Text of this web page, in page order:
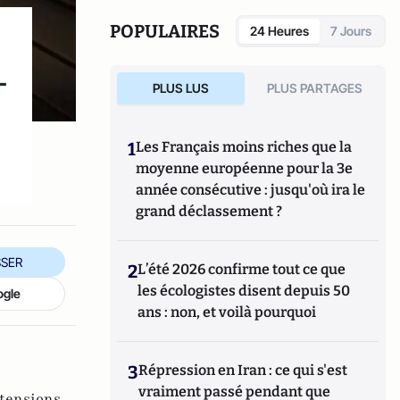
POPULAIRES 24 Heures 7 Jours
PLUS LUS PLUS PARTAGES
1Les Français moins riches que la
moyenne européenne pour la 3e
année consécutive : jusqu'où ira le
grand déclassement ?
2L’été 2026 confirme tout ce que
les écologistes disent depuis 50
ans : non, et voilà pourquoi
3Répression en Iran : ce qui s'est
vraiment passé pendant que